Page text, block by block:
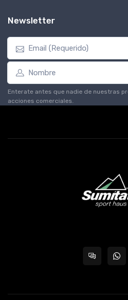
Newsletter
Enterate antes que nadie de nuestras
acciones comerciales.